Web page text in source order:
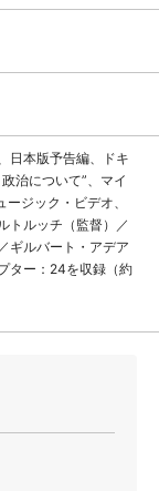
日本版予告編、ドキ
治について”、マイ
ジック・ビデオ、
トルッチ（監督）／
ギルバート・アデア
ター：24を収録（約